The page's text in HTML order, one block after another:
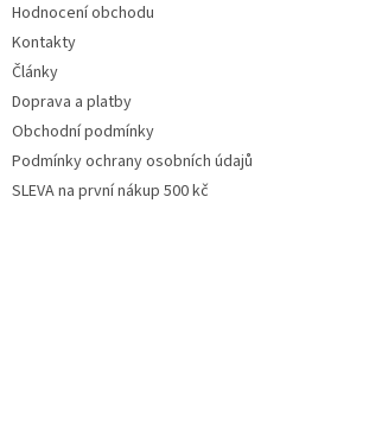
Hodnocení obchodu
Kontakty
Články
Doprava a platby
Obchodní podmínky
Podmínky ochrany osobních údajů
SLEVA na první nákup 500 kč